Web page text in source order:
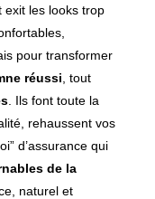
exit les looks trop
pour transformer
réussi , tout
. Ils font toute la
rehaussent vos
d’assurance qui
de la
naturel et